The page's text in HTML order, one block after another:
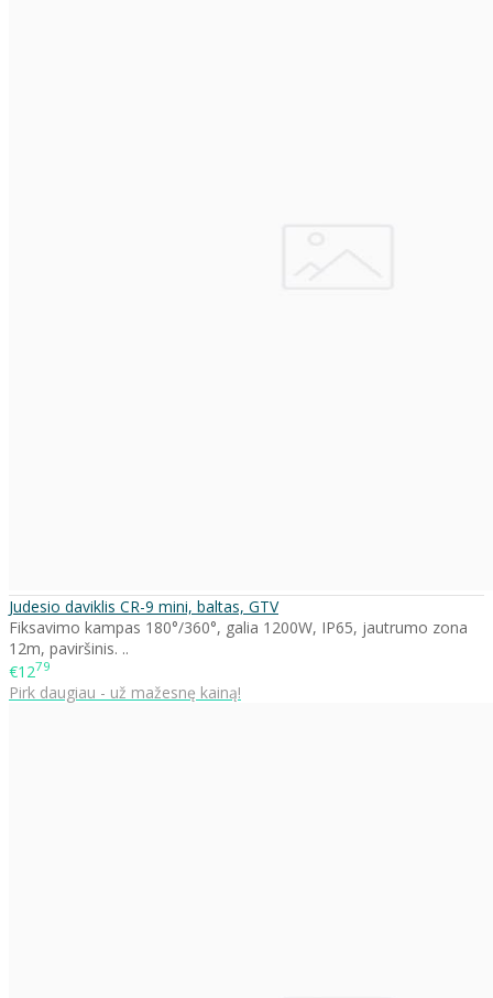
Judesio daviklis CR-9 mini, baltas, GTV
Fiksavimo kampas 180°/360°, galia 1200W, IP65, jautrumo zona
12m, paviršinis. ..
€1279
Pirk daugiau - už mažesnę kainą!